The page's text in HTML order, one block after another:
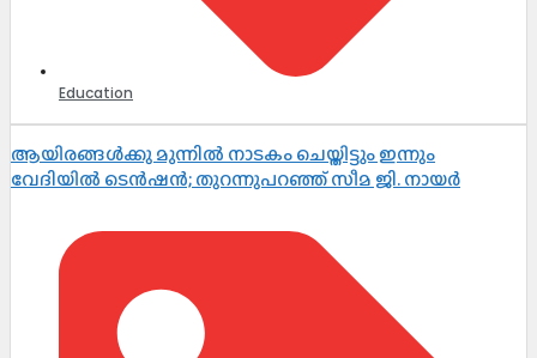
Education
ആയിരങ്ങൾക്കു മുന്നിൽ നാടകം ചെയ്തിട്ടും ഇന്നും
വേദിയിൽ ടെൻഷൻ; തുറന്നുപറഞ്ഞ് സീമ ജി. നായർ